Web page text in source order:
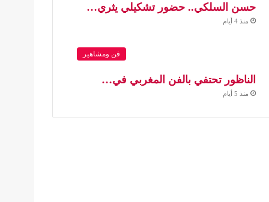
حسن السلكي.. حضور تشكيلي يثري…
منذ 4 أيام
فن ومشاهير
الناظور تحتفي بالفن المغربي في…
منذ 5 أيام